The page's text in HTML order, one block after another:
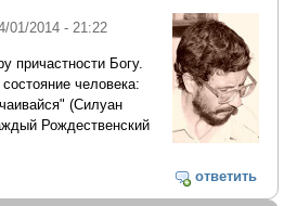
01/2014 - 21:22
причастности Богу.
человека:
(Силуан
Рождественский
ответить